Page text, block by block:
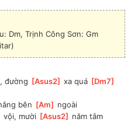
Dm, Trịnh Công Sơn: Gm
đường [Asus2 ] xa quá [Dm7
bên [Am
ngoài
] vội, mười [Asus2 năm tắm